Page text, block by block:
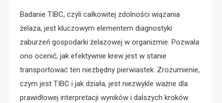
Badanie TIBC, czyli całkowitej zdolności wiązania
żelaza, jest kluczowym elementem diagnostyki
zaburzeń gospodarki żelazowej w organizmie. Pozwala
ono ocenić, jak efektywnie krew jest w stanie
transportować ten niezbędny pierwiastek. Zrozumienie,
czym jest TIBC i jak działa, jest niezwykle ważne dla
prawidłowej interpretacji wyników i dalszych kroków